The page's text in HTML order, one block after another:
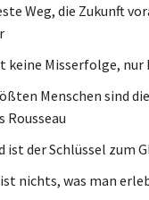
Weg, die Zukunft
keine Misserfolge,
Menschen sind
Rousseau
ist der Schlüssel zum
ist nichts, was man